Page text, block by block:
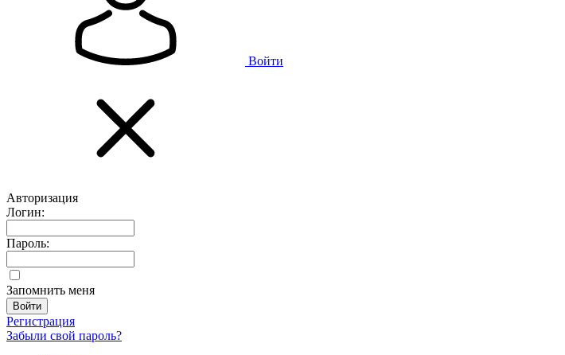
Войти
Авторизация
Логин:
Пароль:
Запомнить меня
Регистрация
Забыли свой пароль?